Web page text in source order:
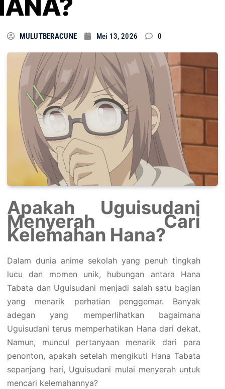
MULUTBERACUNE Mei 13, 2026 0
Apakah Uguisudani
Menyerah Cari
Kelemahan Hana?
Dalam dunia anime sekolah yang penuh tingkah
lucu dan momen unik, hubungan antara Hana
Tabata dan Uguisudani menjadi salah satu bagian
yang menarik perhatian penggemar. Banyak
adegan yang memperlihatkan bagaimana
Uguisudani terus memperhatikan Hana dari dekat.
Namun, muncul pertanyaan menarik dari para
penonton, apakah setelah mengikuti Hana Tabata
sepanjang hari, Uguisudani mulai menyerah untuk
mencari kelemahannya?